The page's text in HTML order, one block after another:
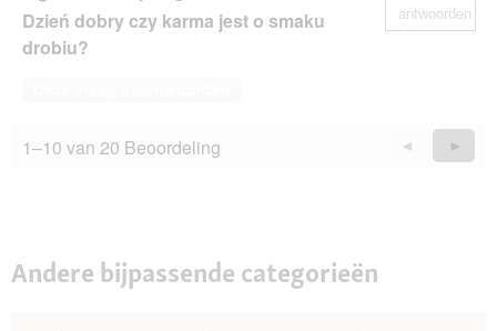
Dzień dobry czy karma jest o smaku
drobiu?
antwoorden
1–10 van 20 Beoordeling
Vorige
Questions
◄ ►
Andere bijpassende categorieën